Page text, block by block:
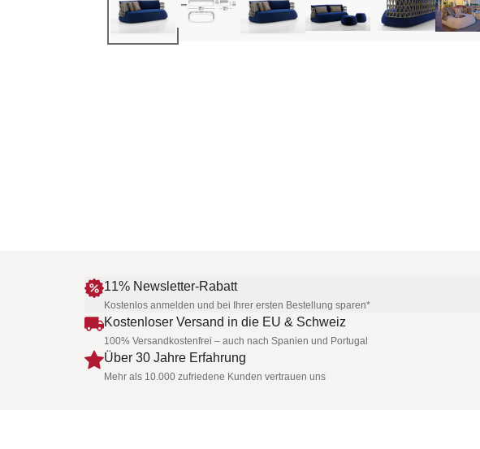
11% Newsletter-Rabatt
Kostenlos anmelden und bei Ihrer ersten Bestellung sparen*
Kostenloser Versand in die EU & Schweiz
100% Versandkostenfrei – auch nach Spanien und Portugal
Über 30 Jahre Erfahrung
Mehr als 10.000 zufriedene Kunden vertrauen uns